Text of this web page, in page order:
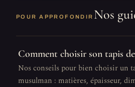
POUR APPROFONDIR Nos
Comment choisir son tapis
Nos conseils pour bien choisir un
musulman : matières, épaisseur,